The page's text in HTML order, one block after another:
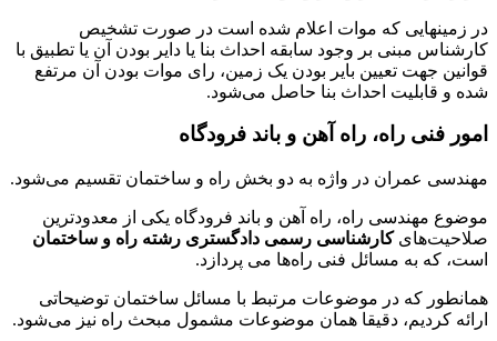
در زمینهایی که موات اعلام شده است در صورت تشخیص
کارشناس مبنی بر وجود سابقه احداث بنا یا دایر بودن آن یا تطبیق با
قوانین جهت تعیین بایر بودن یک زمین، رای موات بودن آن مرتفع
شده و قابلیت احداث بنا حاصل می‌شود.
امور فنی راه، راه آهن و باند فرودگاه
مهندسی عمران در واژه به دو بخش راه و ساختمان تقسیم می‌شود.
موضوع مهندسی راه، راه آهن و باند فرودگاه یکی از معدودترین
صلاحیت‌هایکارشناسی رسمی دادگستری رشته راه و ساختمان
است، که به مسائل فنی راه‌ها می پردازد.
همانطور که در موضوعات مرتبط با مسائل ساختمان توضیحاتی
ارائه کردیم، دقیقا همان موضوعات مشمول مبحث راه نیز می‌شود.